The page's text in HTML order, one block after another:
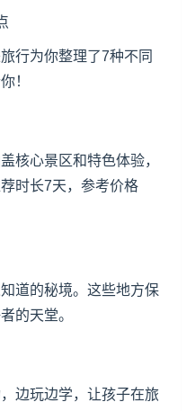
行为你整理了7种不同
！
核心景区和特色体验，
时长7天，参考价格
道的秘境。这些地方保
的天堂。
边玩边学，让孩子在旅